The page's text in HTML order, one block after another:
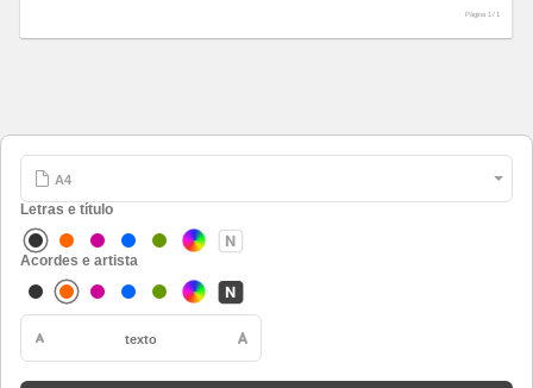
Página 1 / 1
Letras e título
Acordes e artista
texto